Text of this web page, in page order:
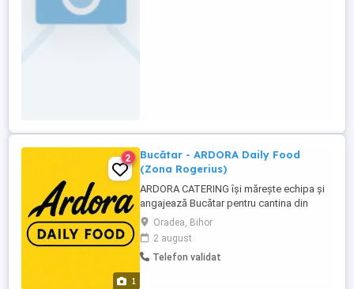
1
2
Bucătar - ARDORA Daily Food
(Zona Rogerius)
ARDORA CATERING își mărește echipa și
angajează Bucătar pentru cantina din
Oradea, zona Rogerius. Cerințe: *
Experiență în bucătărie (cantină, catering
sau restaurant constituie avantaj); *
Seriozitate, responsabilitate și
Oradea, Bihor
2 august
Telefon validat